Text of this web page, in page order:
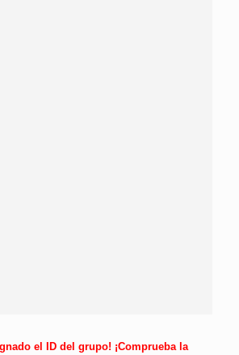
el ID del grupo! ¡Comprueba la